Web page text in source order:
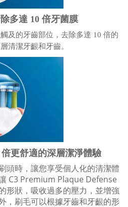
多達 10 倍牙菌膜
及的牙齒部位，去除多達 10 倍的
清潔牙齦和牙齒。
更舒適的深層潔淨體驗
頭時，讓您享受個人化的清潔體
C3 Premium Plaque Defense
形狀，吸收過多的壓力，並增強
，刷毛可以根據牙齒和牙齦的形